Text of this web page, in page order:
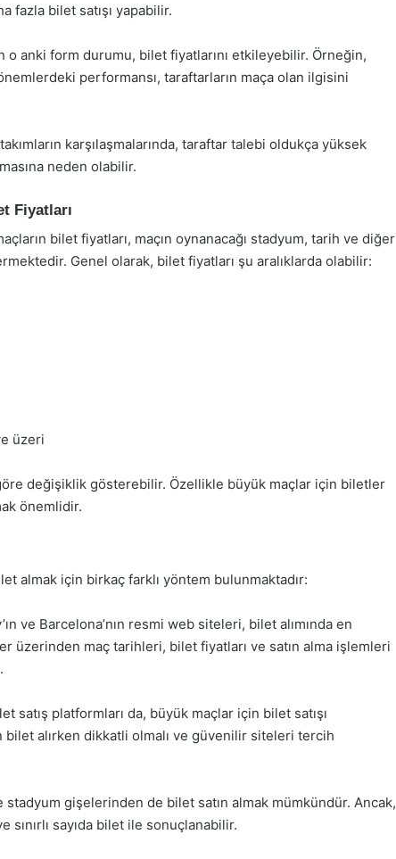
fazla bilet satışı yapabilir.
o anki form durumu, bilet fiyatlarını etkileyebilir. Örneğin,
performansı, taraftarların maça olan ilgisini
karşılaşmalarında, taraftar talebi oldukça yüksek
neden olabilir.
Fiyatları
bilet fiyatları, maçın oynanacağı stadyum, tarih ve diğer
Genel olarak, bilet fiyatları şu aralıklarda olabilir:
üzeri
değişiklik gösterebilir. Özellikle büyük maçlar için biletler
önemlidir.
almak için birkaç farklı yöntem bulunmaktadır:
ve Barcelona’nın resmi web siteleri, bilet alımında en
üzerinden maç tarihleri, bilet fiyatları ve satın alma işlemleri
satış platformları da, büyük maçlar için bilet satışı
bilet alırken dikkatli olmalı ve güvenilir siteleri tercih
gişelerinden de bilet satın almak mümkündür. Ancak,
sayıda bilet ile sonuçlanabilir.